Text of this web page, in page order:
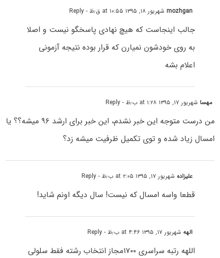
mozhganشهریور ۱۸, ۱۳۹۵ at ۱۰:۵۵ ق٫ظ - Reply
جالب اینجاست که هیچ نهادی پاسخگو نیست و اصلا
به روی خودشون نمیارن که قرار بوده نتیجه آزمونی
اعلام بشه
مهساشهریور ۱۷, ۱۳۹۵ at ۱:۲۸ ب٫ظ - Reply
من درست متوجه این خبر نشدم، این خبر برای ارشد ۹۶ میشه؟؟ یا
امسال زیاد شده و توی تکمیل ظرفیت میشه زد؟
علیزاده شهریور ۱۷, ۱۳۹۵ at ۲:۰۵ ب٫ظ - Reply
قطعا واسه امسال که نیست! سال دیگه اونم شاید!
الههشهریور ۱۷, ۱۳۹۵ at ۴:۴۶ ب٫ظ - Reply
اللهه رتبه سراسرى ۱۷۰۰مجاز انتخاب رشته فقط سلولى